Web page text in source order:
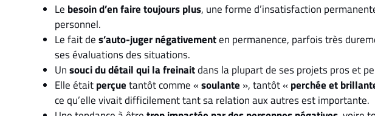
Le besoin d’en faire toujours plus, une forme d’insatisfaction
personnel.
Le fait des’auto-juger négativementen permanence, parfois très
ses évaluations des situations.
Unsouci du détail qui la freinaitdans la plupart de ses projets pros et
Elle étaitperçuetantôt comme «soulante », tantôt « perchée et
ce qu’elle vivait difficilement tant sa relation aux autres est importante.